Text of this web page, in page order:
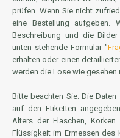
prüfen. Wenn Sie nicht
eine Bestellung aufgeben.
Beschreibung und die
unten stehende Formular "
erhalten oder einen
werden die Lose wie
Bitte beachten Sie: Die
auf den Etiketten
Alters der Flaschen,
Flüssigkeit im Ermessen des